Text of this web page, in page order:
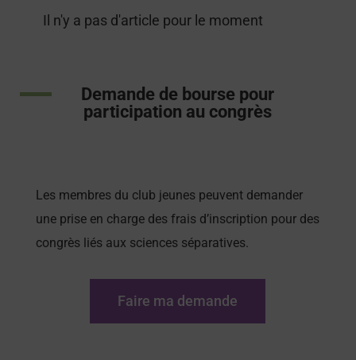
Il n'y a pas d'article pour le moment
Demande de bourse pour
participation au congrès
Les membres du club jeunes peuvent demander
une prise en charge des frais d’inscription pour des
congrès liés aux sciences séparatives.
Faire ma demande